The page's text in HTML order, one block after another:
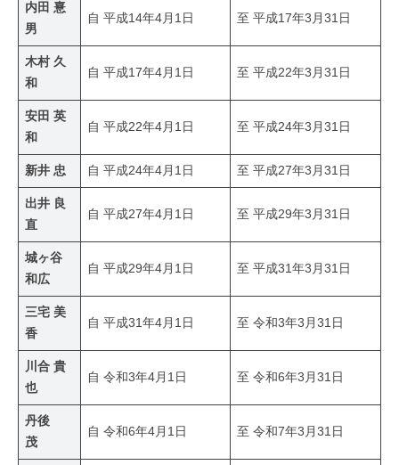
内田 憙
男
自 平成14年4月1日 至 平成17年3月31日
木村 久
和
自 平成17年4月1日 至 平成22年3月31日
安田 英
和
自 平成22年4月1日 至 平成24年3月31日
新井 忠 自 平成24年4月1日 至 平成27年3月31日
出井 良
直
自 平成27年4月1日 至 平成29年3月31日
城ヶ谷
和広
自 平成29年4月1日 至 平成31年3月31日
三宅 美
香
自 平成31年4月1日 至 令和3年3月31日
川合 貴
也
自 令和3年4月1日 至 令和6年3月31日
丹後
茂
自 令和6年4月1日 至 令和7年3月31日